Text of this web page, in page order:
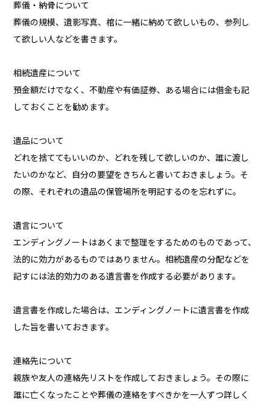
葬儀・納骨について
葬儀の規模、遺影写真、棺に一緒に納めて欲しいもの、参列し
て欲しい人などを書きます。
相続遺産について
預金額だけでなく、不動産や有価証券、ある場合には借金も記
しておくことを勧めます。
遺品について
どれを捨ててもいいのか、どれを残して欲しいのか、誰に渡し
たいのかなど、自分の要望をきちんと書いておきましょう。そ
の際、それぞれの遺品の保管場所を明記するのを忘れずに。
遺言について
エンディングノートはあくまで整理をするためのものであって、
法的に効力があるものではありません。相続遺産の分配などを
記すには法的効力のある遺言書を作成する必要があります。
遺言書を作成した場合は、エンディングノートに遺言書を作成
した旨を書いておきます。
連絡先について
親族や友人の連絡先リストを作成しておきましょう。その際に
誰に亡くなったことや葬儀の連絡をすべきかを一人ずつ詳しく